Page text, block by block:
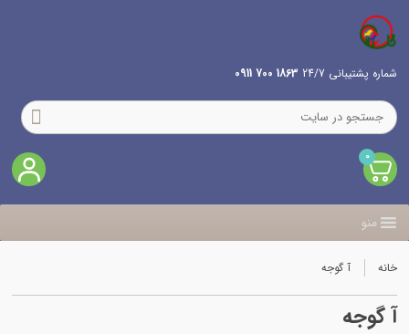
شماره پشتیبانی 24/7 1863 700 0911
0
منو
خانه آ گوجه
آ گوجه